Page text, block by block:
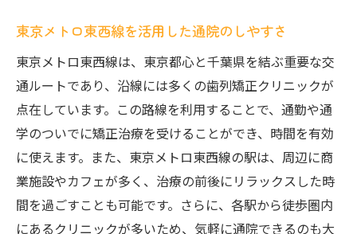
ットを探る
歯列矯正がもたらす健康上の利点
美しい笑顔を手に入れるための歯列矯正
長期的な健康を考えた矯正の重要性
自己表現に自信を持つための矯正
歯並び改善による口腔内の健康効果
東京メトロ東西線で専門的な治療を受ける
メリット
東京メトロ東西線を活用した通院のしやすさ
東京メトロ東西線は、東京都心と千葉県を結ぶ重要な交
通ルートであり、沿線には多くの歯列矯正クリニックが
点在しています。この路線を利用することで、通勤や通
学のついでに矯正治療を受けることができ、時間を有効
に使えます。また、東京メトロ東西線の駅は、周辺に商
業施設やカフェが多く、治療の前後にリラックスした時
間を過ごすことも可能です。さらに、各駅から徒歩圏内
にあるクリニックが多いため、気軽に通院できるのも大